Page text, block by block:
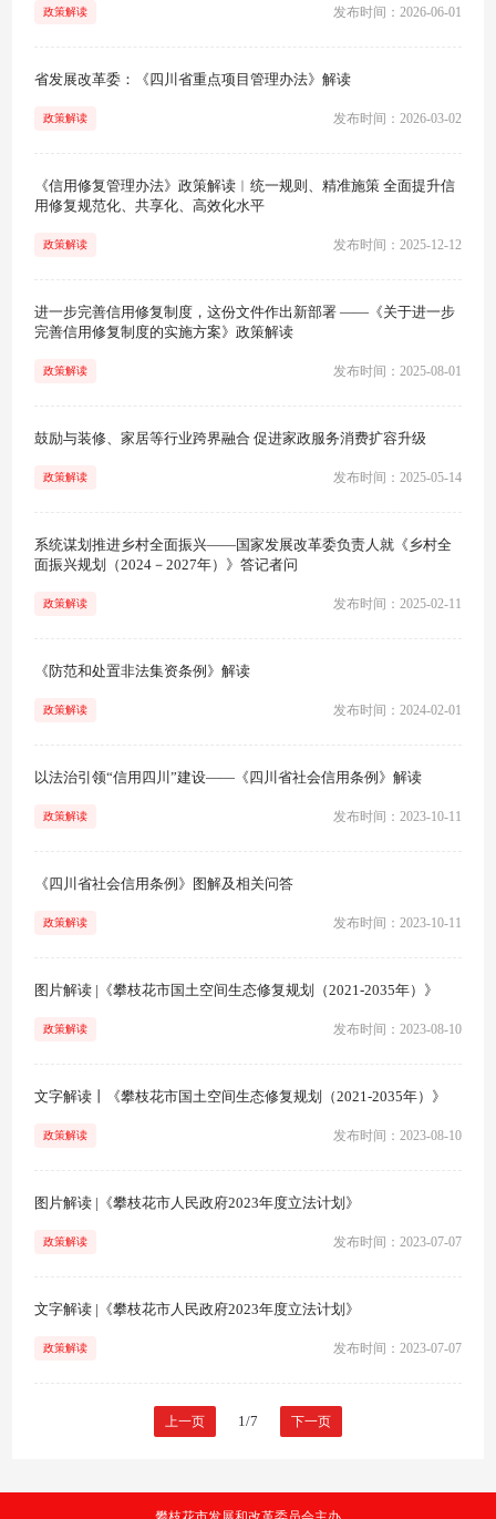
政策解读 发布时间：2026-06-01
省发展改革委：《四川省重点项目管理办法》解读
政策解读 发布时间：2026-03-02
《信用修复管理办法》政策解读︱统一规则、精准施策 全面提升信
用修复规范化、共享化、高效化水平
政策解读 发布时间：2025-12-12
进一步完善信用修复制度，这份文件作出新部署 ——《关于进一步
完善信用修复制度的实施方案》政策解读
政策解读 发布时间：2025-08-01
鼓励与装修、家居等行业跨界融合 促进家政服务消费扩容升级
政策解读 发布时间：2025-05-14
系统谋划推进乡村全面振兴——国家发展改革委负责人就《乡村全
面振兴规划（2024－2027年）》答记者问
政策解读 发布时间：2025-02-11
《防范和处置非法集资条例》解读
政策解读 发布时间：2024-02-01
以法治引领“信用四川”建设——《四川省社会信用条例》解读
政策解读 发布时间：2023-10-11
《四川省社会信用条例》图解及相关问答​
政策解读 发布时间：2023-10-11
图片解读 |《攀枝花市国土空间生态修复规划（2021-2035年）》
政策解读 发布时间：2023-08-10
文字解读丨《攀枝花市国土空间生态修复规划（2021-2035年）》
政策解读 发布时间：2023-08-10
图片解读 |《攀枝花市人民政府2023年度立法计划》
政策解读 发布时间：2023-07-07
文字解读 |《攀枝花市人民政府2023年度立法计划》
政策解读 发布时间：2023-07-07
上一页 1/7 下一页
攀枝花市发展和改革委员会主办